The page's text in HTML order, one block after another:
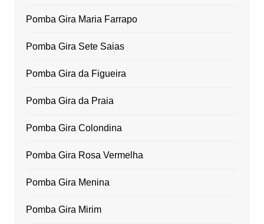
Pomba Gira Maria Farrapo
Pomba Gira Sete Saias
Pomba Gira da Figueira
Pomba Gira da Praia
Pomba Gira Colondina
Pomba Gira Rosa Vermelha
Pomba Gira Menina
Pomba Gira Mirim